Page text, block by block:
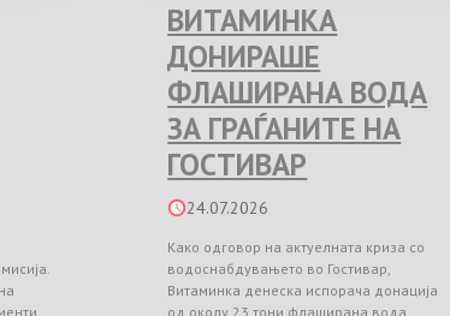
ВИТАМИНКА
ДОНИРАШЕ
ФЛАШИРАНА ВОДА
ЗА ГРАЃАНИТЕ НА
ГОСТИВАР
24.07.2026
Како одговор на актуелната криза со
водоснабдувањето во Гостивар,
Витаминка денеска испорача донација
од околу 23 тони флаширана вода,